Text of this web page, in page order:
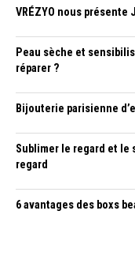
VRÉZYO nous présente
Peau sèche et
réparer ?
Bijouterie parisienne
Sublimer le regard et le
regard
6 avantages des boxs